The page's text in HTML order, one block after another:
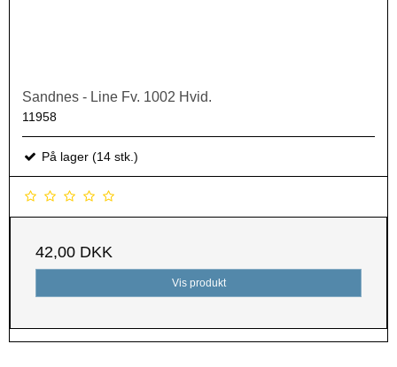
Sandnes - Line Fv. 1002 Hvid.
11958
På lager (14 stk.)
42,00 DKK
Vis produkt